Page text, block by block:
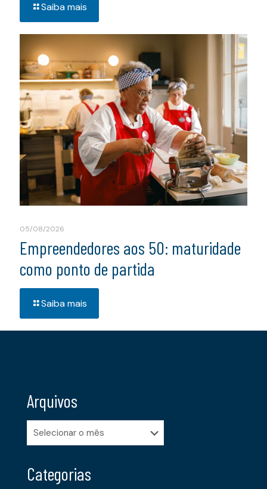
Saiba mais
05/08/2026
Empreendedores aos 50: maturidade
como ponto de partida
Saiba mais
Arquivos
Arquivos
Categorias